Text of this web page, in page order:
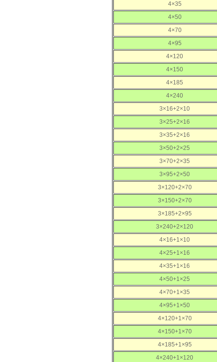
4×35
4×50
4×70
4×95
4×120
4×150
4×185
4×240
3×16+2×10
3×25+2×16
3×35+2×16
3×50+2×25
3×70+2×35
3×95+2×50
3×120+2×70
3×150+2×70
3×185+2×95
3×240+2×120
4×16+1×10
4×25+1×16
4×35+1×16
4×50+1×25
4×70+1×35
4×95+1×50
4×120+1×70
4×150+1×70
4×185+1×95
4×240+1×120